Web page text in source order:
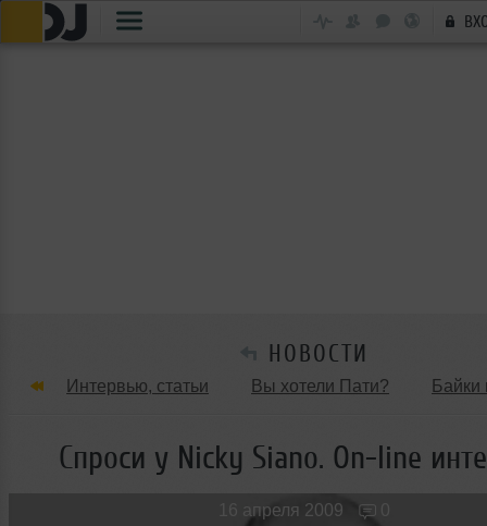
НОВОСТИ
Интервью, статьи Вы хотели Пати? Байки
Танцевальные стили Обзоры Вечеринок и
Мужчина & Женщина
Спроси у Nicky Siano. On-line
16 апреля 2009